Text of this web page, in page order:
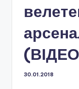
30.01.2018